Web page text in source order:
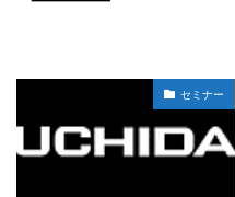
セミナー